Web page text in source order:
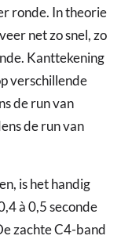
ronde. In theorie
net zo snel, zo
Kanttekening
verschillende
de run van
de run van
is het handig
à 0,5 seconde
zachte C4-band